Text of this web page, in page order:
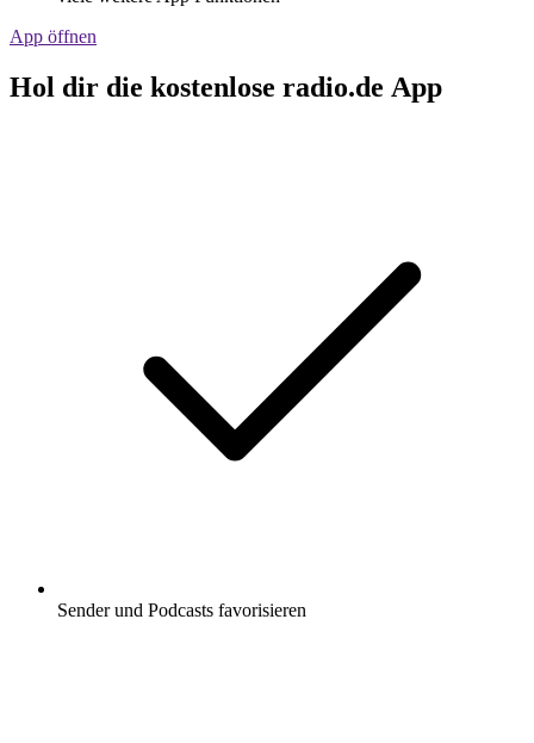
App öffnen
Hol dir die kostenlose radio.de App
Sender und Podcasts favorisieren